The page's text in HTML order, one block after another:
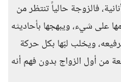
فالزوجة حالياً تنتظر من
على شيء، ويبهجها بأحاديثه
ويخلب لبّها بكل حركة
من أول الزواج بدون فهم أنه